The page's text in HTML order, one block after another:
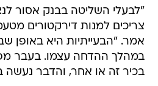
"לבעלי השליטה בבנק אסור
צריכים למנות דירקטורים
אמר. "הבעייתיות היא באופן
במהלך ההדחה עצמו. בעבר
בכיר זה או אחר, והדבר